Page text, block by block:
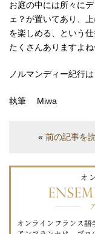
お庭の中には所々に
ェ？が置いてあり、
を楽しめる、という
たくさんありますよね
ノルマンディー紀行
執筆 Miwa
«前の記事を